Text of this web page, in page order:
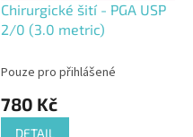
Chirurgické šití - PGA USP
2/0 (3.0 metric)
Pouze pro přihlášené
780 Kč
DETAIL